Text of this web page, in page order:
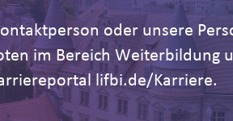
oder unsere
im Bereich Weiterbildung
lifbi.de/Karriere.